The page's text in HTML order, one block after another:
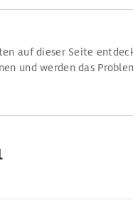
auf dieser Seite
und werden das